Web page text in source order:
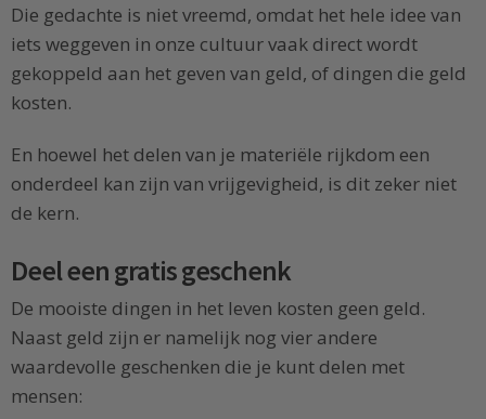
Die gedachte is niet vreemd, omdat het hele idee van
iets weggeven in onze cultuur vaak direct wordt
gekoppeld aan het geven van geld, of dingen die geld
kosten.
En hoewel het delen van je materiële rijkdom een
onderdeel kan zijn van vrijgevigheid, is dit zeker niet
de kern.
Deel een gratis geschenk
De mooiste dingen in het leven kosten geen geld.
Naast geld zijn er namelijk nog vier andere
waardevolle geschenken die je kunt delen met
mensen: